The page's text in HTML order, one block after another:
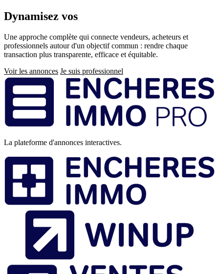
Dynamisez vos
Une approche complète qui connecte vendeurs, acheteurs et
professionnels autour d'un objectif commun : rendre chaque
transaction plus transparente, efficace et équitable.
Voir les annonces Je suis professionnel
Pied
de
page
La plateforme d'annonces interactives.